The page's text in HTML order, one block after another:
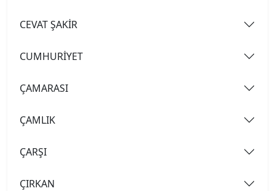
CEVAT ŞAKİR
CUMHURİYET
ÇAMARASI
ÇAMLIK
ÇARŞI
ÇIRKAN